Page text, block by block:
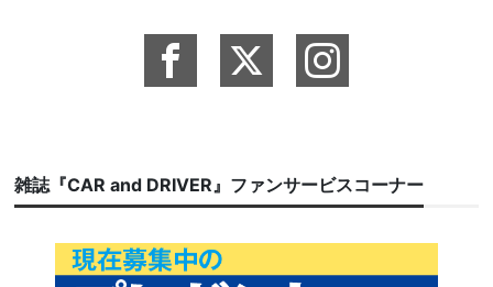
雑誌『CAR and DRIVER』ファンサービスコーナー